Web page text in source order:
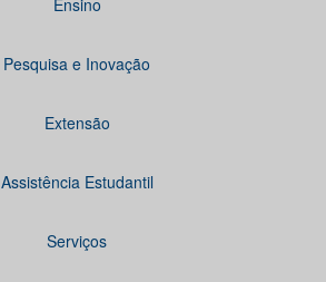
Ensino
Pesquisa e Inovação
Extensão
Assistência Estudantil
Serviços